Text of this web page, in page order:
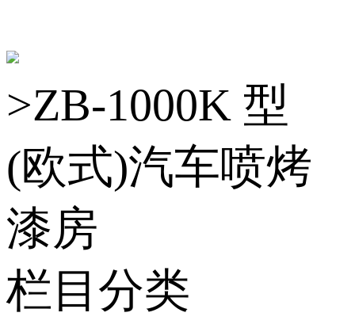
>ZB-1000K 型
(欧式)汽车喷烤
漆房
栏目分类